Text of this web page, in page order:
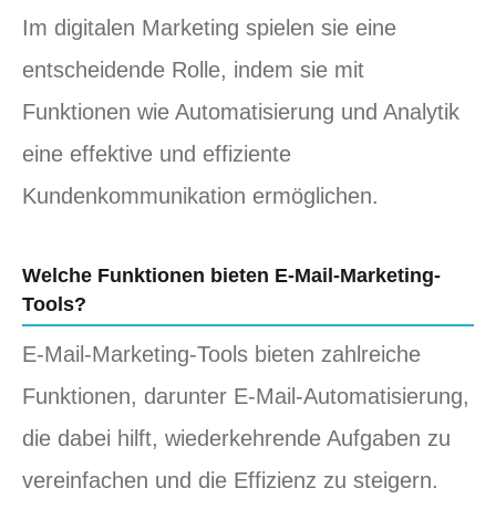
Im digitalen Marketing spielen sie eine
entscheidende Rolle, indem sie mit
Funktionen wie Automatisierung und Analytik
eine effektive und effiziente
Kundenkommunikation ermöglichen.
Welche Funktionen bieten E-Mail-Marketing-
Tools?
E-Mail-Marketing-Tools bieten zahlreiche
Funktionen, darunter E-Mail-Automatisierung,
die dabei hilft, wiederkehrende Aufgaben zu
vereinfachen und die Effizienz zu steigern.